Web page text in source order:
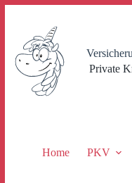
springen
Private
Home PKV